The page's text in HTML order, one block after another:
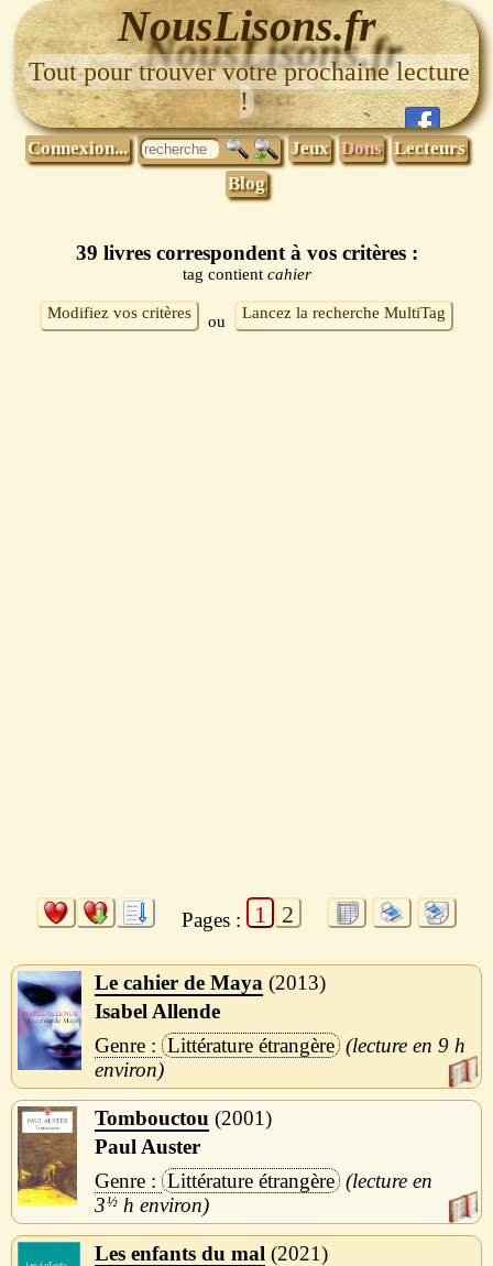
NousLisons.fr
Tout pour trouver votre prochaine lecture
!
Connexion... Jeux Dons Lecteurs
Blog
39 livres correspondent à vos critères :
tag contient cahier
Modifiez vos critères ou Lancez la recherche MultiTag
Pages : 1 2
Le cahier de Maya
2013
Isabel Allende
Littérature étrangère
9 h
Tombouctou
2001
Paul Auster
Littérature étrangère
3½ h
Les enfants du mal
2021